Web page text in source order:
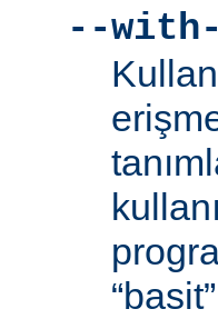
--